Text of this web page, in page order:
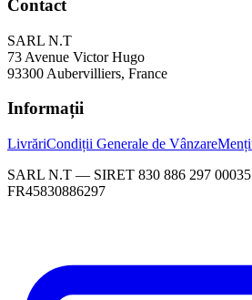
Contact
SARL N.T
73 Avenue Victor Hugo
93300 Aubervilliers, France
Informații
LivrăriCondiții Generale de Vânzare
SARL N.T — SIRET 830 886 297
FR45830886297